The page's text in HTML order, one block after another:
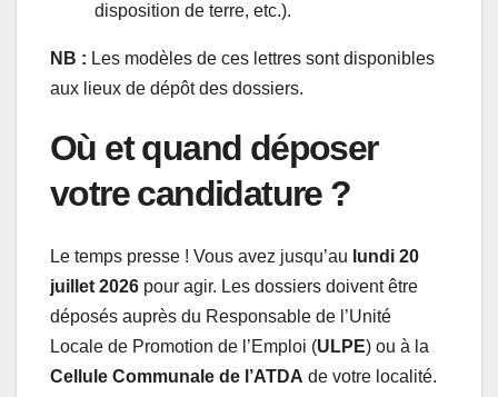
disposition de terre, etc.).
NB : Les modèles de ces lettres sont disponibles
aux lieux de dépôt des dossiers.
Où et quand déposer
votre candidature ?
Le temps presse ! Vous avez jusqu’au lundi 20
juillet 2026 pour agir. Les dossiers doivent être
déposés auprès du Responsable de l’Unité
Locale de Promotion de l’Emploi (ULPE) ou à la
Cellule Communale de l’ATDA de votre localité.